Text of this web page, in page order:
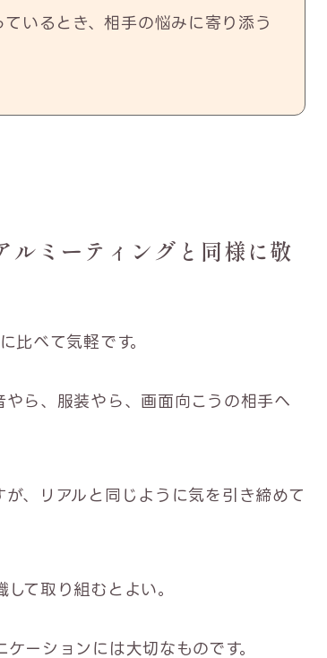
いるとき、相手の悩みに寄り添う
ルミーティングと同様に敬
比べて気軽です。
ら、服装やら、画面向こうの相手へ
、リアルと同じように気を引き締めて
て取り組むとよい。
ーションには大切なものです。